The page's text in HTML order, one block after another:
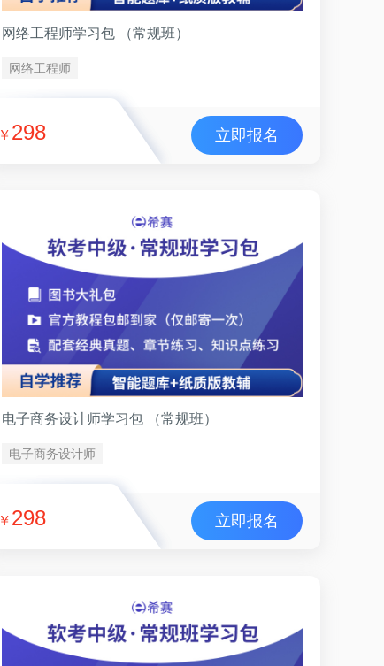
网络工程师学习包 （常规班）
网络工程师
￥ 298 立即报名
电子商务设计师学习包 （常规班）
电子商务设计师
￥ 298 立即报名